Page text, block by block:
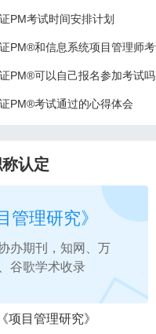
PM考试时间安排计划
PM®可以自己报名参加考试吗
PM®考试通过的心得体会
认定
管理研究》
办期刊，知网、万
谷歌学术收录
《项目管理研究》